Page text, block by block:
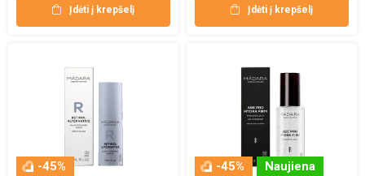
Įdėti į krepšelį Įdėti į krepšelį
-45% -45% Naujiena